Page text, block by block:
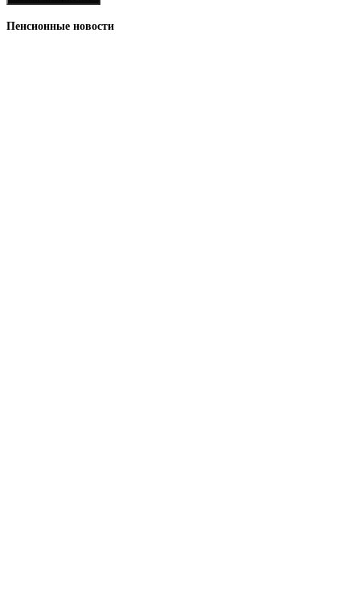
Пенсионные новости